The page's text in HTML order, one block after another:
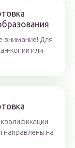
внимание! Для
копии или
направлены на